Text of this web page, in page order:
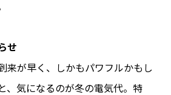
せ
来が早く、しかもパワフルかもし
、気になるのが冬の電気代。特